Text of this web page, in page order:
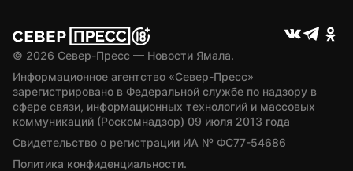
© 2026 Север-Пресс — Новости Ямала.
Информационное агентство «Север-Пресс»
зарегистрировано в Федеральной службе по надзору в
сфере связи, информационных технологий и массовых
коммуникаций (Роскомнадзор) 09 июля 2013 года
Свидетельство о регистрации ИА № ФС77-54686
Политика конфиденциальности.